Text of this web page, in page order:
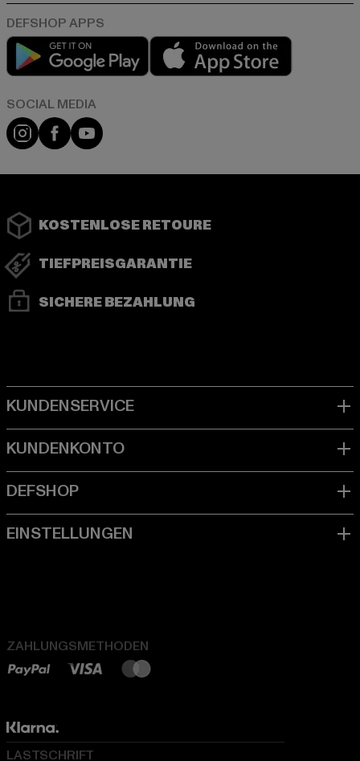
Play market
Instagram
FacebookYouTube
KOSTENLOSE RETOURE
TIEFPREISGARANTIE
SICHERE BEZAHLUNG
ZAHLUNGSMETHODEN
LASTSCHRIFT